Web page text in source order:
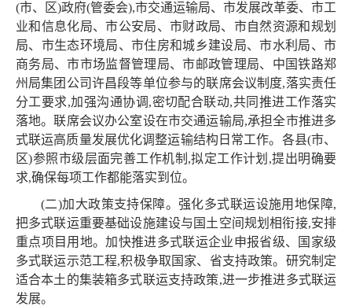
(市、区)政府(管委会),市交通运输局、市发展改革委、市工
业和信息化局、市公安局、市财政局、市自然资源和规划
局、市生态环境局、市住房和城乡建设局、市水利局、市
商务局、市市场监督管理局、市邮政管理局、中国铁路郑
州局集团公司许昌段等单位参与的联席会议制度,落实责任
分工要求,加强沟通协调,密切配合联动,共同推进工作落实
落地。联席会议办公室设在市交通运输局,承担全市推进多
式联运高质量发展优化调整运输结构日常工作。各县(市、
区)参照市级层面完善工作机制,拟定工作计划,提出明确要
求,确保每项工作都能落实到位。
(二)加大政策支持保障。强化多式联运设施用地保障,
把多式联运重要基础设施建设与国土空间规划相衔接,安排
重点项目用地。加快推进多式联运企业申报省级、国家级
多式联运示范工程,积极争取国家、省支持政策。研究制定
适合本土的集装箱多式联运支持政策,进一步推进多式联运
发展。